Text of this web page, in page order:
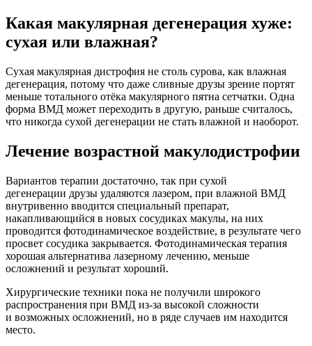
Какая макулярная дегенерация хуже:
сухая или влажная?
Сухая макулярная дистрофия не столь сурова, как влажная
дегенерация, потому что даже сливные друзы зрение портят
меньше тотального отёка макулярного пятна сетчатки. Одна
форма ВМД может переходить в другую, раньше считалось,
что никогда сухой дегенерации не стать влажной и наоборот.
Лечение возрастной макулодистрофии
Вариантов терапии достаточно, так при сухой
дегенерации друзы удаляются лазером, при влажной ВМД
внутривенно вводится специальный препарат,
накапливающийся в новых сосудиках макулы, на них
проводится фотодинамическое воздействие, в результате чего
просвет сосудика закрывается. Фотодинамическая терапия
хорошая альтернатива лазерному лечению, меньше
осложнений и результат хороший.
Хирургические техники пока не получили широкого
распространения при ВМД из-за высокой сложности
и возможных осложнений, но в ряде случаев им находится
место.